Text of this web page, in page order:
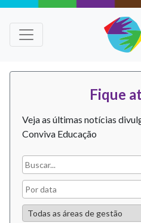
Fique
Veja as últimas notícias
Conviva Educação